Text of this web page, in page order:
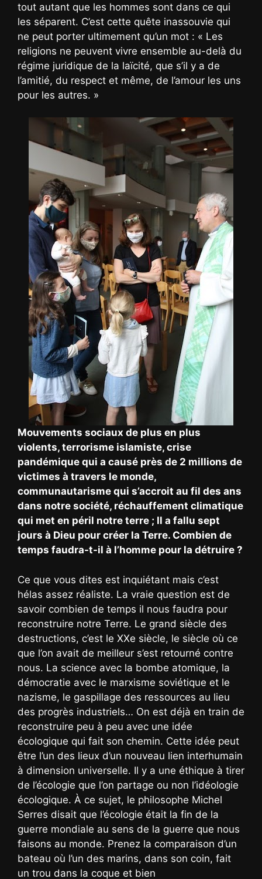
tout autant que les hommes sont dans ce qui
les séparent. C’est cette quête inassouvie qui
ne peut porter ultimement qu’un mot : « Les
religions ne peuvent vivre ensemble au-delà du
régime juridique de la laïcité, que s’il y a de
l’amitié, du respect et même, de l’amour les uns
pour les autres. »
Mouvements sociaux de plus en plus
violents, terrorisme islamiste, crise
pandémique qui a causé près de 2 millions de
victimes à travers le monde,
communautarisme qui s’accroit au fil des ans
dans notre société, réchauffement climatique
qui met en péril notre terre ; Il a fallu sept
jours à Dieu pour créer la Terre. Combien de
temps faudra-t-il à l’homme pour la détruire ?
Ce que vous dites est inquiétant mais c’est
hélas assez réaliste. La vraie question est de
savoir combien de temps il nous faudra pour
reconstruire notre Terre. Le grand siècle des
destructions, c’est le XXe siècle, le siècle où ce
que l’on avait de meilleur s’est retourné contre
nous. La science avec la bombe atomique, la
démocratie avec le marxisme soviétique et le
nazisme, le gaspillage des ressources au lieu
des progrès industriels… On est déjà en train de
reconstruire peu à peu avec une idée
écologique qui fait son chemin. Cette idée peut
être l’un des lieux d’un nouveau lien interhumain
à dimension universelle. Il y a une éthique à tirer
de l’écologie que l’on partage ou non l’idéologie
écologique. À ce sujet, le philosophe Michel
Serres disait que l’écologie était la fin de la
guerre mondiale au sens de la guerre que nous
faisons au monde. Prenez la comparaison d’un
bateau où l’un des marins, dans son coin, fait
un trou dans la coque et bien